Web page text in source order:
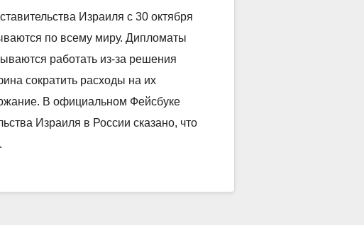
Израиля с 30 октября
по всему миру. Дипломаты
работать из-за решения
сократить расходы на их
В официальном Фейсбуке
Израиля в России сказано, что